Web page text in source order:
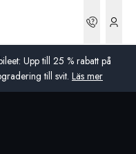
Upp till 25 % rabatt på
till svit. Läs mer